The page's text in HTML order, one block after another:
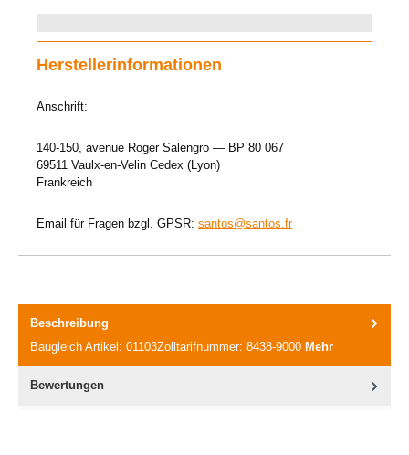
Herstellerinformationen
Anschrift:
140-150, avenue Roger Salengro — BP 80 067
69511 Vaulx-en-Velin Cedex (Lyon)
Frankreich
Email für Fragen bzgl. GPSR: santos@santos.fr
Beschreibung
Baugleich Artikel: 01103Zolltarifnummer: 8438-9000 Mehr
Bewertungen